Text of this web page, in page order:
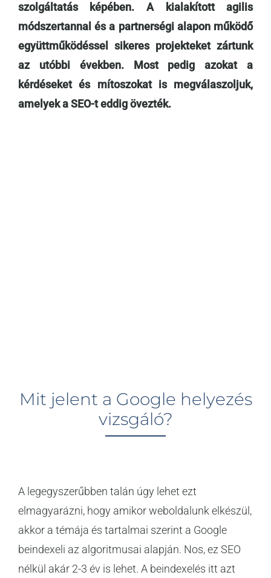
szolgáltatás képében. A kialakított agilis
módszertannal és a partnerségi alapon működő
együttműködéssel sikeres projekteket zártunk
az utóbbi években. Most pedig azokat a
kérdéseket és mítoszokat is megválaszoljuk,
amelyek a SEO-t eddig övezték.
Mit jelent a Google helyezés
vizsgáló?
A legegyszerűbben talán úgy lehet ezt
elmagyarázni, hogy amikor weboldalunk elkészül,
akkor a témája és tartalmai szerint a Google
beindexeli az algoritmusai alapján. Nos, ez SEO
nélkül akár 2-3 év is lehet. A beindexelés itt azt